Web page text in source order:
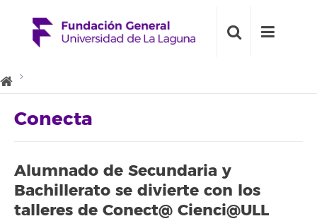
Conecta
Alumnado de Secundaria y
Bachillerato se divierte con los
talleres de Conect@ Cienci@ULL